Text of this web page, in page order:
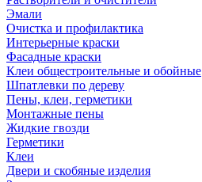
Эмали
Очистка и профилактика
Интерьерные краски
Фасадные краски
Клеи общестроительные и обойные
Шпатлевки по дереву
Пены, клеи, герметики
Монтажные пены
Жидкие гвозди
Герметики
Клеи
Двери и скобяные изделия